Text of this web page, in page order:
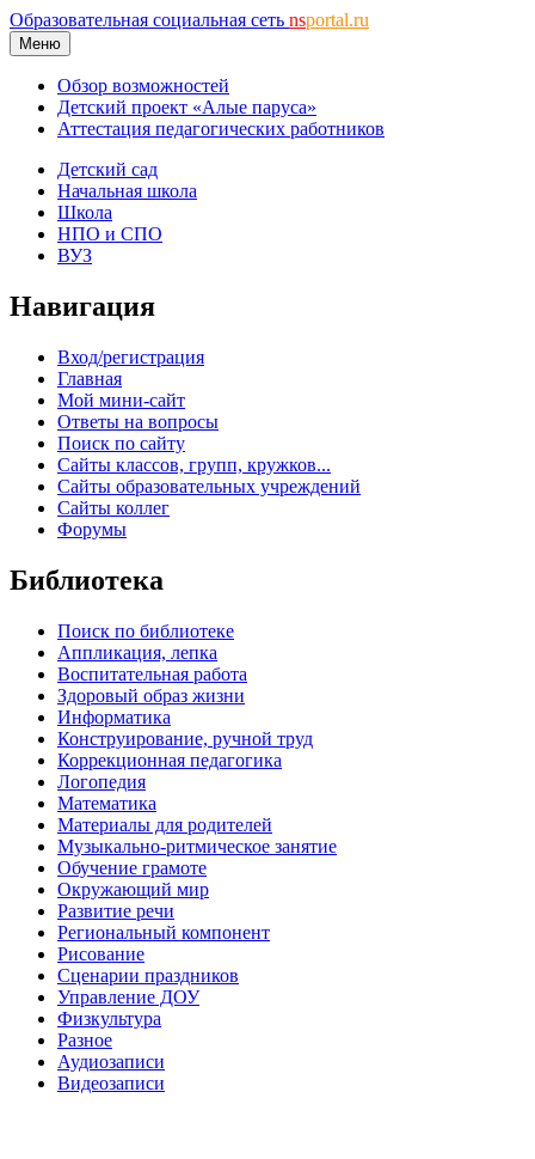
Образовательная социальная сеть nsportal.ru
Меню
Обзор возможностей
Детский проект «Алые паруса»
Аттестация педагогических работников
Детский сад
Начальная школа
Школа
НПО и СПО
ВУЗ
Навигация
Вход/регистрация
Главная
Мой мини-сайт
Ответы на вопросы
Поиск по сайту
Сайты классов, групп, кружков...
Сайты образовательных учреждений
Сайты коллег
Форумы
Библиотека
Поиск по библиотеке
Аппликация, лепка
Воспитательная работа
Здоровый образ жизни
Информатика
Конструирование, ручной труд
Коррекционная педагогика
Логопедия
Математика
Материалы для родителей
Музыкально-ритмическое занятие
Обучение грамоте
Окружающий мир
Развитие речи
Региональный компонент
Рисование
Сценарии праздников
Управление ДОУ
Физкультура
Разное
Аудиозаписи
Видеозаписи